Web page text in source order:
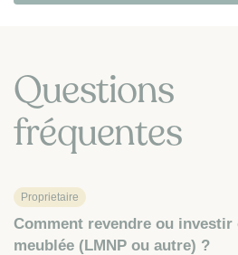
Questions
fréquentes
Proprietaire
Comment revendre ou investir
meublée (LMNP ou autre) ?